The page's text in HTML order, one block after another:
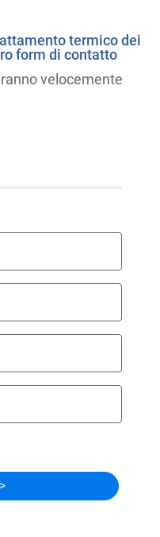
termico dei
form di contatto
velocemente